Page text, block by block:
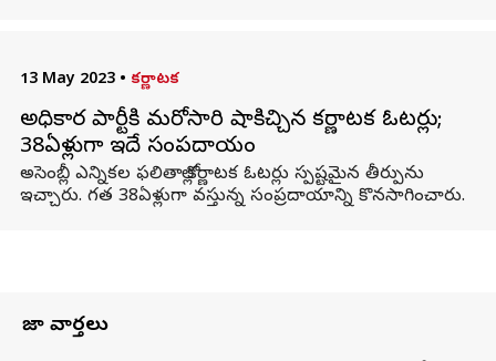
13 May 2023 • కర్ణాటక
అధికార పార్టీకి మరోసారి షాకిచ్చిన కర్ణాటక ఓటర్లు;
38ఏళ్లుగా ఇదే సంప్రదాయం
అసెంబ్లీ ఎన్నికల ఫలితాల్లో కర్ణాటక ఓటర్లు స్పష్టమైన తీర్పును
ఇచ్చారు. గత 38ఏళ్లుగా వస్తున్న సంప్రదాయాన్ని కొనసాగించారు.
తాజా వార్తలు